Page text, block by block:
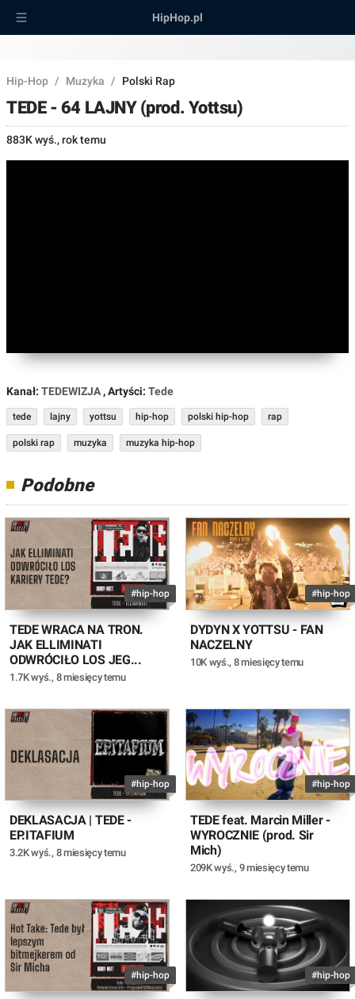
HipHop.pl
Hip-Hop / Muzyka / Polski Rap
TEDE - 64 LAJNY (prod. Yottsu)
883K wyś.,rok temu
Kanał: TEDEWIZJA , Artyści: Tede
tede lajny yottsu hip-hop polski hip-hop rap
polski rap muzyka muzyka hip-hop
Podobne
#hip-hop
TEDE WRACA NA TRON.
JAK ELLIMINATI
ODWRÓCIŁO LOS JEG...
1.7K wyś., 8 miesięcy temu
#hip-hop
DYDYN X YOTTSU - FAN
NACZELNY
10K wyś., 8 miesięcy temu
#hip-hop
DEKLASACJA | TEDE -
EP.ITAFIUM
3.2K wyś., 8 miesięcy temu
#hip-hop
TEDE feat. Marcin Miller -
WYROCZNIE (prod. Sir
Mich)
209K wyś., 9 miesięcy temu
#hip-hop #hip-hop